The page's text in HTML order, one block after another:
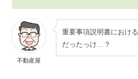
不動産屋
重要事項説明書における
だったっけ…？